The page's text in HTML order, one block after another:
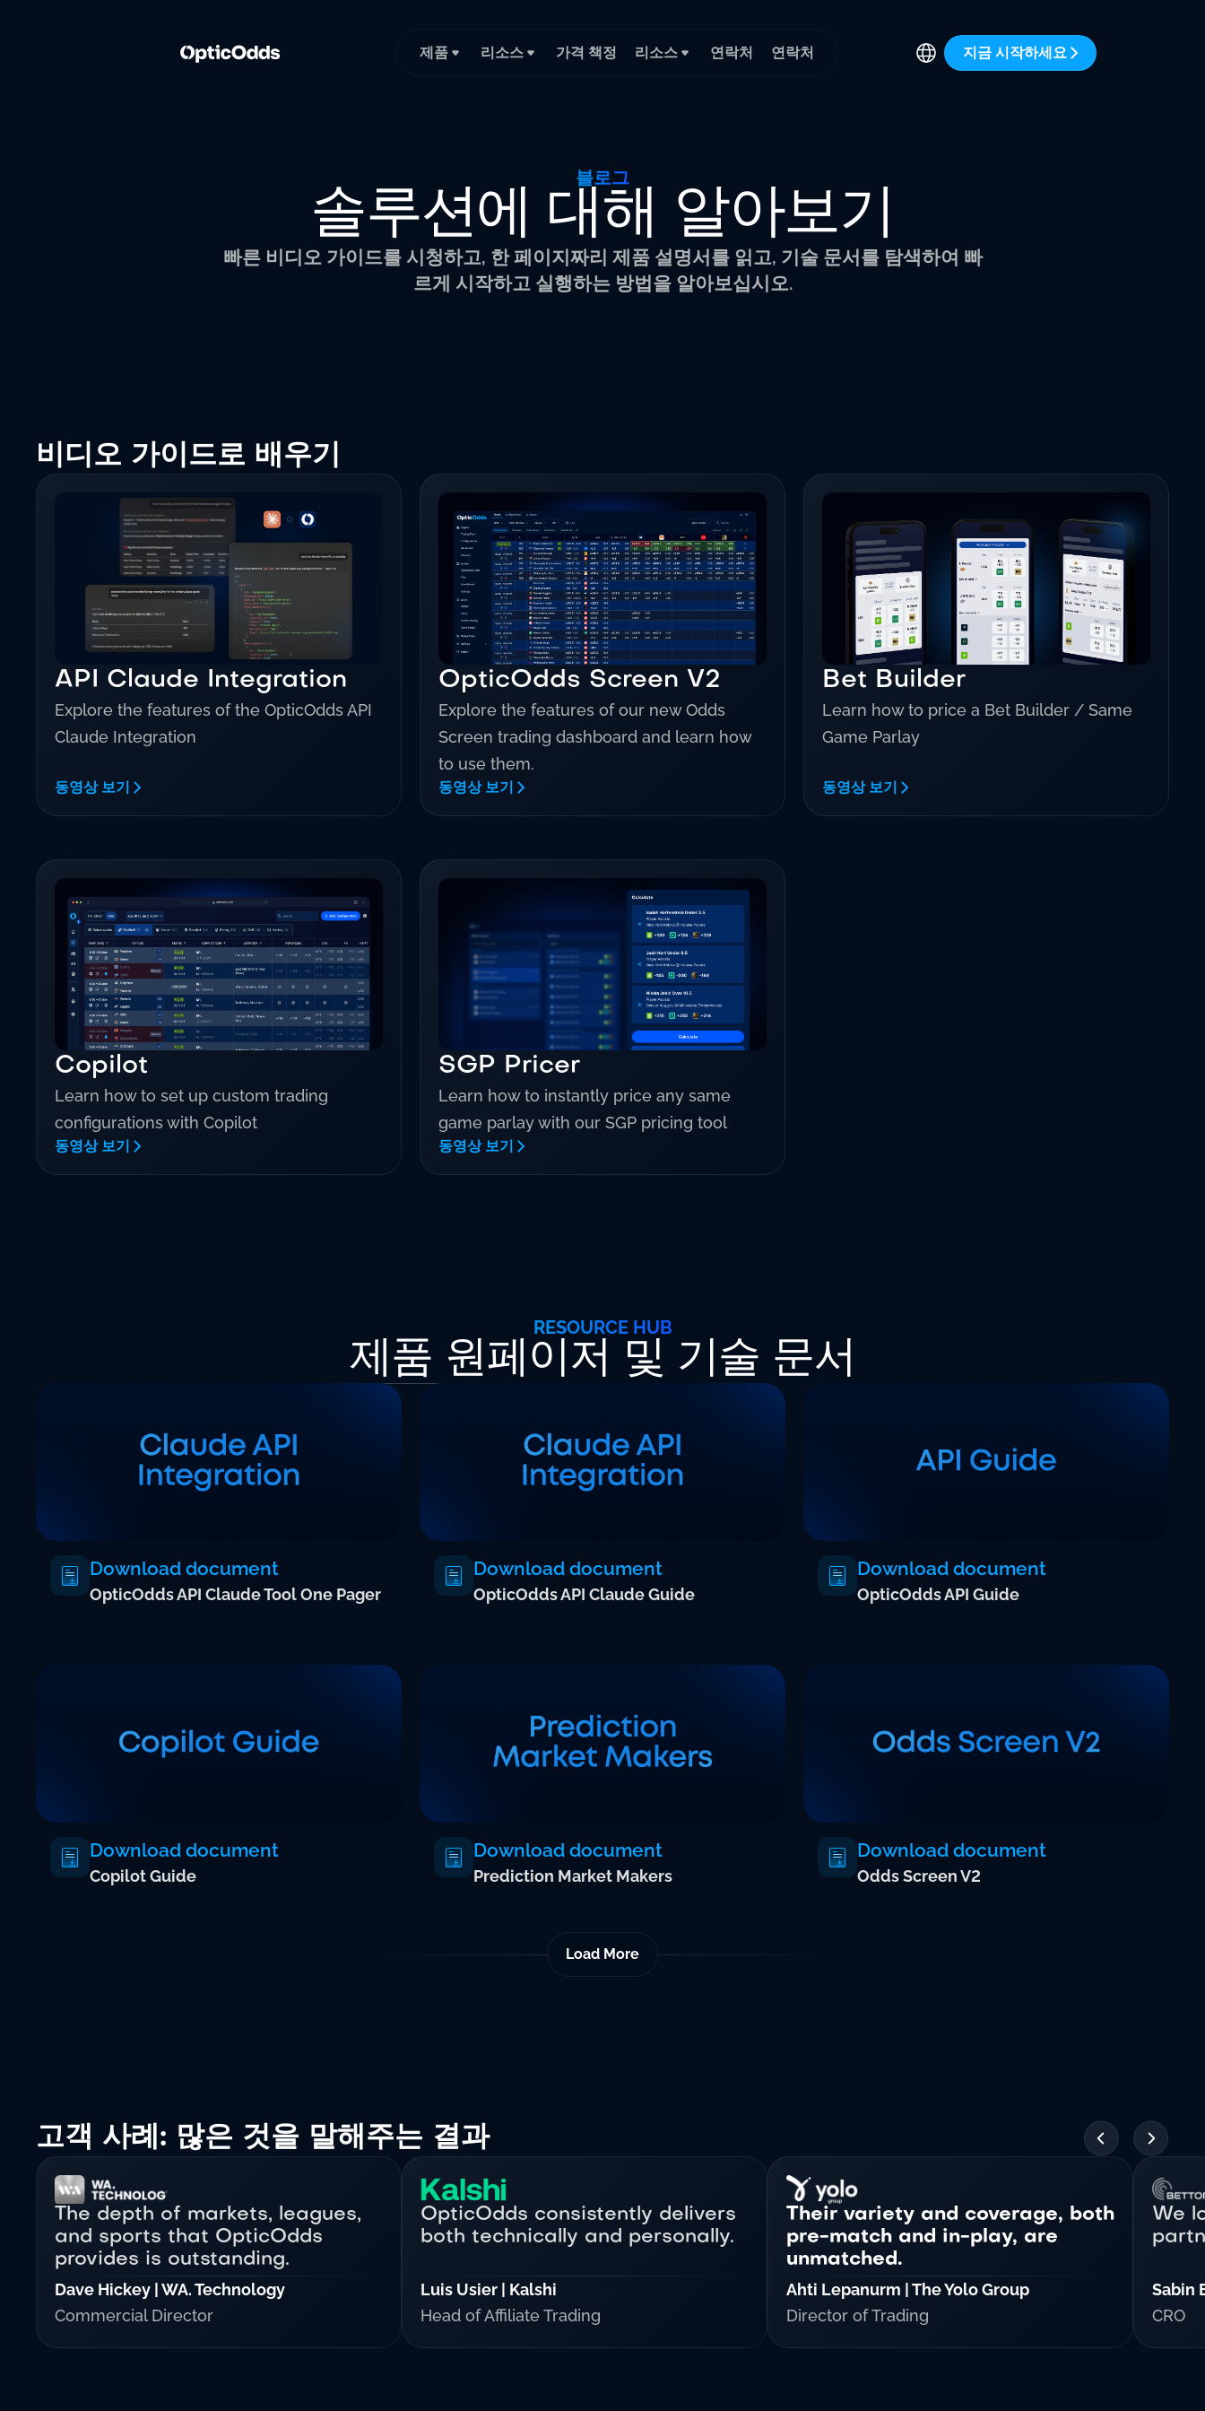
제품 리소스 가격 책정 리소스 연락처 연락처 지금 시작하세요
블로그
솔루션에 대해 알아보기
빠른 비디오 가이드를 시청하고, 한 페이지짜리 제품 설명서를 읽고, 기술 문서를 탐색하여 빠
르게 시작하고 실행하는 방법을 알아보십시오.
비디오 가이드로 배우기
API Claude Integration
Explore the features of the OpticOdds API
Claude Integration
동영상 보기
OpticOdds Screen V2
Explore the features of our new Odds
Screen trading dashboard and learn how
to use them.
동영상 보기
Bet Builder
Learn how to price a Bet Builder / Same
Game Parlay
동영상 보기
Copilot
Learn how to set up custom trading
configurations with Copilot
동영상 보기
SGP Pricer
Learn how to instantly price any same
game parlay with our SGP pricing tool
동영상 보기
RESOURCE HUB
제품 원페이저 및 기술 문서
Download document
OpticOdds API Claude Tool One Pager
Download document
OpticOdds API Claude Guide
Download document
OpticOdds API Guide
Download document
Copilot Guide
Download document
Prediction Market Makers
Download document
Odds Screen V2
Load More
고객 사례: 많은 것을 말해주는 결과
The depth of markets, leagues,
and sports that OpticOdds
provides is outstanding.
Dave Hickey | WA. Technology
Commercial Director
OpticOdds consistently delivers
both technically and personally.
Luis Usier | Kalshi
Head of Affiliate Trading
Their variety and coverage, both
pre-match and in-play, are
unmatched.
Ahti Lepanurm | The Yolo Group
Director of Trading
We
Sabin
CRO